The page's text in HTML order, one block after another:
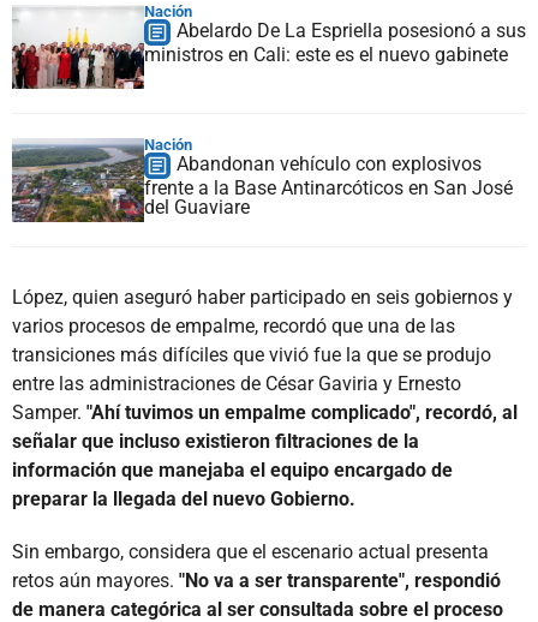
Nación
Abelardo De La Espriella posesionó a sus
ministros en Cali: este es el nuevo gabinete
Nación
Abandonan vehículo con explosivos
frente a la Base Antinarcóticos en San José
del Guaviare
López, quien aseguró haber participado en seis gobiernos y
varios procesos de empalme, recordó que una de las
transiciones más difíciles que vivió fue la que se produjo
entre las administraciones de César Gaviria y Ernesto
Samper. "Ahí tuvimos un empalme complicado", recordó, al
señalar que incluso existieron filtraciones de la
información que manejaba el equipo encargado de
preparar la llegada del nuevo Gobierno.
Sin embargo, considera que el escenario actual presenta
retos aún mayores. "No va a ser transparente", respondió
de manera categórica al ser consultada sobre el proceso